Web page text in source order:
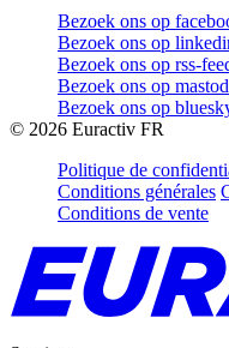
Bezoek ons op
Bezoek ons op
Bezoek ons op rss-
Bezoek ons op
Bezoek ons op
© 2026 Euractiv FR
Politique de
Conditions générales
Conditions de vente